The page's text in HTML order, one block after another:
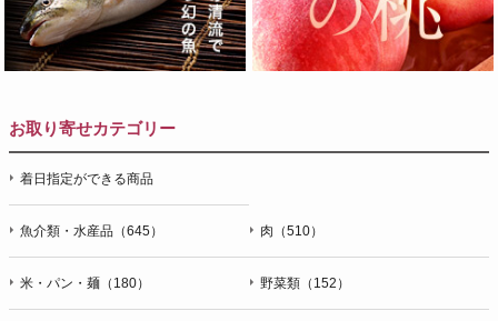
お取り寄せカテゴリー
着日指定ができる商品
魚介類・水産品（645） 肉（510）
米・パン・麺（180） 野菜類（152）